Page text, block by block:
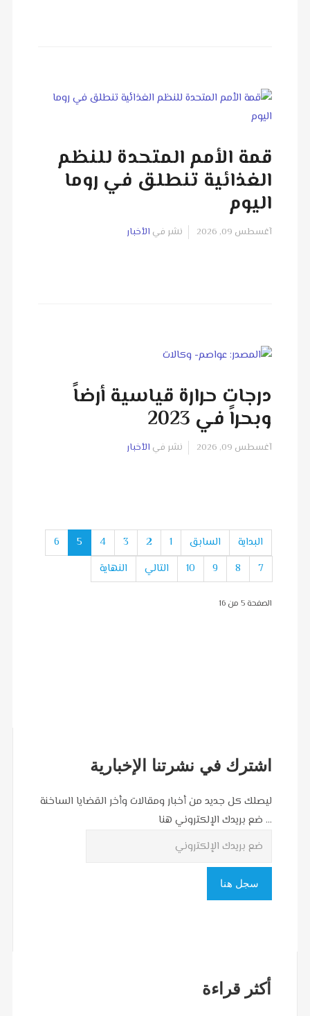
قمة الأمم المتحدة للنظم
الغذائية تنطلق في روما
اليوم
آغسطس 09, 2026 نشر في الأخبار
درجات حرارة قياسية أرضاً
وبحراً في 2023
آغسطس 09, 2026 نشر في الأخبار
البداية السابق 1
2
3
4
5
6
7
8
9
10 التالي النهاية
الصفحة 5 من 16
اشترك في نشرتنا الإخبارية
ليصلك كل جديد من أخبار ومقالات وأخر القضايا الساخنة
... ضع بريدك الإلكتروني هنا
أكثر قراءة